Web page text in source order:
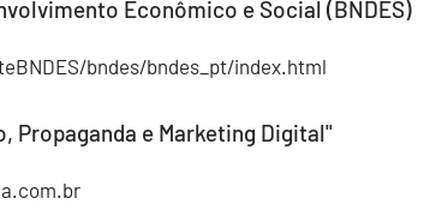
Econômico e Social (BNDES)
bndes/bndes_pt/index.html
Propaganda e Marketing Digital"